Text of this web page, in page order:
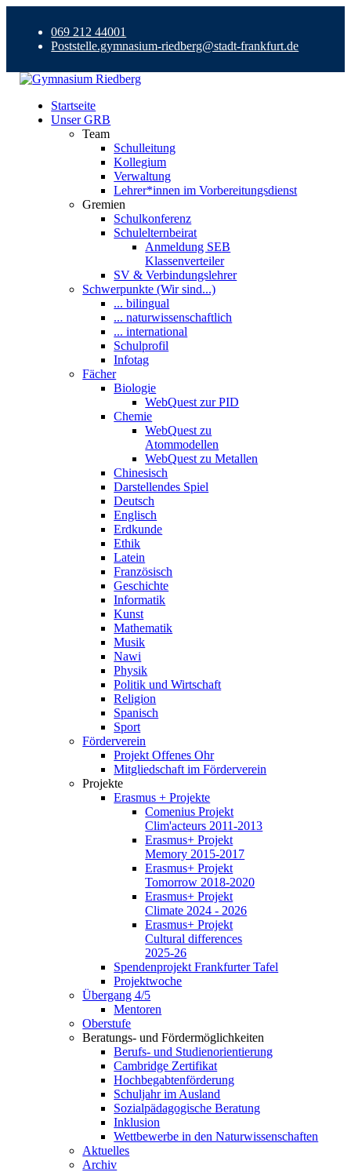
069 212 44001
Poststelle.gymnasium-riedberg@stadt-frankfurt.de
Startseite
Unser GRB
Team
Schulleitung
Kollegium
Verwaltung
Lehrer*innen im Vorbereitungsdienst
Gremien
Schulkonferenz
Schulelternbeirat
Anmeldung SEB
Klassenverteiler
SV & Verbindungslehrer
Schwerpunkte (Wir sind...)
... bilingual
... naturwissenschaftlich
... international
Schulprofil
Infotag
Fächer
Biologie
WebQuest zur PID
Chemie
WebQuest zu
Atommodellen
WebQuest zu Metallen
Chinesisch
Darstellendes Spiel
Deutsch
Englisch
Erdkunde
Ethik
Latein
Französisch
Geschichte
Informatik
Kunst
Mathematik
Musik
Nawi
Physik
Politik und Wirtschaft
Religion
Spanisch
Sport
Förderverein
Projekt Offenes Ohr
Mitgliedschaft im Förderverein
Projekte
Erasmus + Projekte
Comenius Projekt
Clim'acteurs 2011-2013
Erasmus+ Projekt
Memory 2015-2017
Erasmus+ Projekt
Tomorrow 2018-2020
Erasmus+ Projekt
Climate 2024 - 2026
Erasmus+ Projekt
Cultural differences
2025-26
Spendenprojekt Frankfurter Tafel
Projektwoche
Übergang 4/5
Mentoren
Oberstufe
Beratungs- und Fördermöglichkeiten
Berufs- und Studienorientierung
Cambridge Zertifikat
Hochbegabtenförderung
Schuljahr im Ausland
Sozialpädagogische Beratung
Inklusion
Wettbewerbe in den Naturwissenschaften
Aktuelles
Archiv